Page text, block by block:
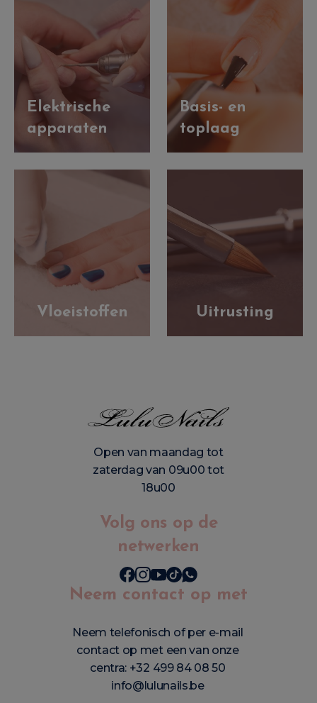
Elektrische
apparaten
Basis- en
toplaag
Vloeistoffen Uitrusting
Open van maandag tot
zaterdag van 09u00 tot
18u00
Volg ons op de
netwerken
Neem contact op met
Neem telefonisch of per e-mail
contact op met een van onze
centra: +32 499 84 08 50
info@lulunails.be